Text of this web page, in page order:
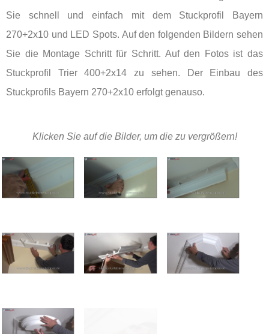
Sie schnell und einfach mit dem Stuckprofil Bayern
270+2x10 und LED Spots. Auf den folgenden Bildern sehen
Sie die Montage Schritt für Schritt. Auf den Fotos ist das
Stuckprofil Trier 400+2x14 zu sehen. Der Einbau des
Stuckprofils Bayern 270+2x10 erfolgt genauso.
Klicken Sie auf die Bilder, um die zu vergrößern!